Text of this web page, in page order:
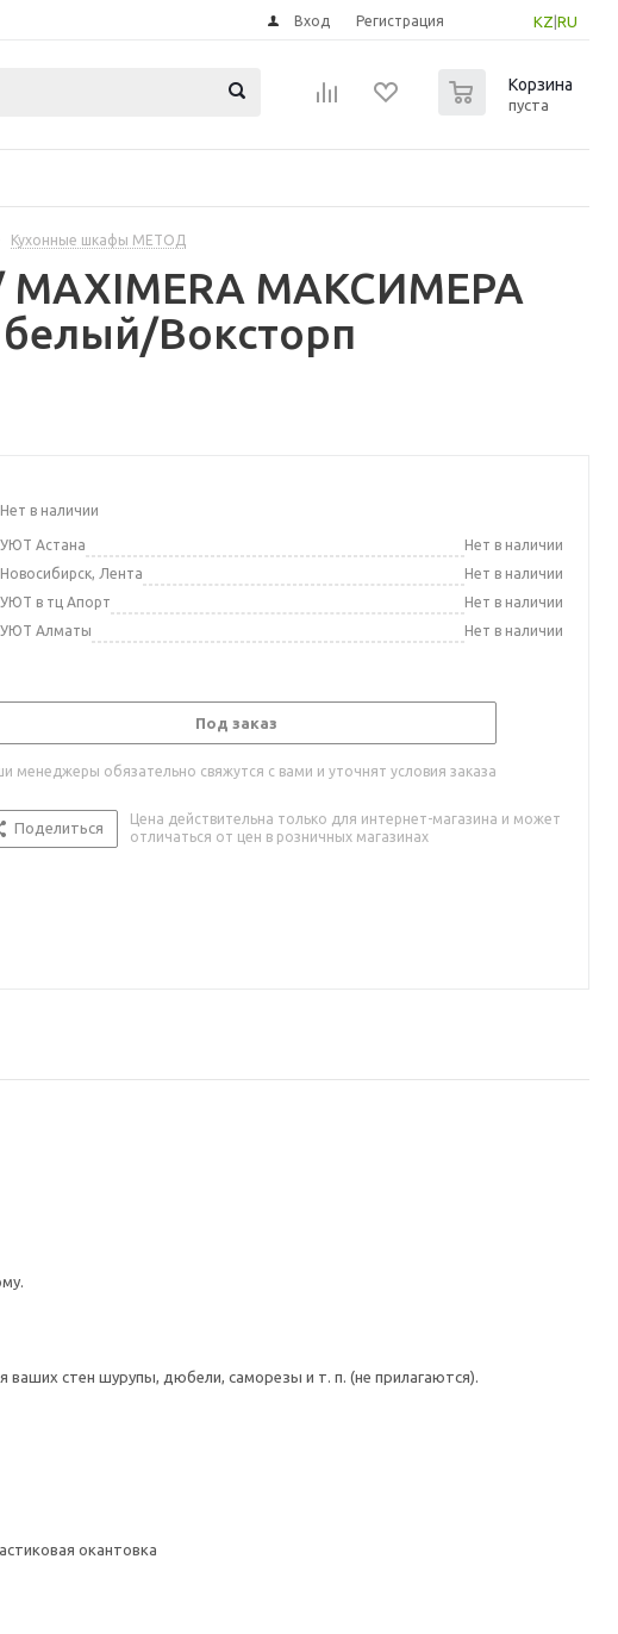
KZ RU
Вход Регистрация
Корзина
пуста
Кухонные шкафы МЕТОД
MAXIMERA МАКСИМЕРА
Воксторп
Нет в наличии
УЮТ Астана
Нет в наличии
Новосибирск, Лента
Нет в наличии
УЮТ в тц Апорт
Нет в наличии
УЮТ Алматы
Нет в наличии
Под заказ
менеджеры обязательно свяжутся с вами и уточнят условия заказа
Поделиться
Цена действительна только для интернет-магазина и может
отличаться от цен в розничных магазинах
стен шурупы, дюбели, саморезы и т. п. (не прилагаются).
окантовка